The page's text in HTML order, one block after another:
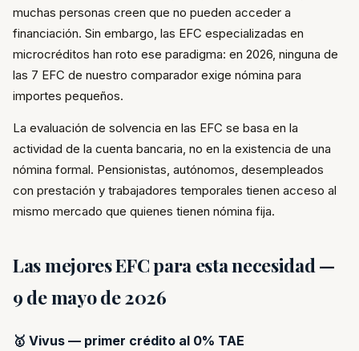
muchas personas creen que no pueden acceder a
financiación. Sin embargo, las EFC especializadas en
microcréditos han roto ese paradigma: en 2026, ninguna de
las 7 EFC de nuestro comparador exige nómina para
importes pequeños.
La evaluación de solvencia en las EFC se basa en la
actividad de la cuenta bancaria, no en la existencia de una
nómina formal. Pensionistas, autónomos, desempleados
con prestación y trabajadores temporales tienen acceso al
mismo mercado que quienes tienen nómina fija.
Las mejores EFC para esta necesidad —
9 de mayo de 2026
🥇 Vivus — primer crédito al 0% TAE